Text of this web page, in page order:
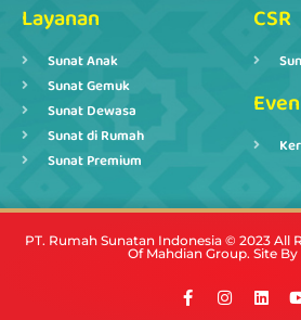
Layanan
Sunat Anak
Sunat Gemuk
Sunat Dewasa
Sunat di Rumah
Sunat Premium
CSR
PT. Rumah Sunatan Indonesia © 2023 All
Of Mahdian Group. Site